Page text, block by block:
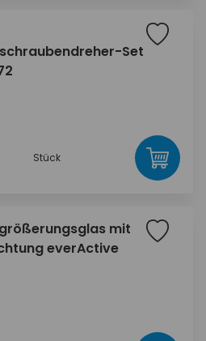
Set
Stück
mit
everActive